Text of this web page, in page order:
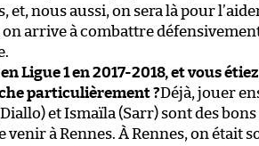
nous aussi, on sera là pour
on arrive à combattre
Ligue 1 en 2017-2018, et vous
particulièrement ?Déjà, jouer
et Ismaïla (Sarr) sont des
venir à Rennes. À Rennes, on était